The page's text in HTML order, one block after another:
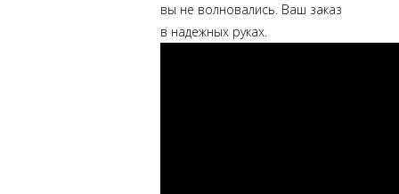
вы не волновались. Ваш заказ
в надежных руках.